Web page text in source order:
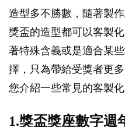
造型多不勝數，隨著製
獎盃的造型都可以客製
著特殊含義或是適合某
擇，只為帶給受獎者更
您介紹一些常見的客製化
1.獎盃獎座數字週